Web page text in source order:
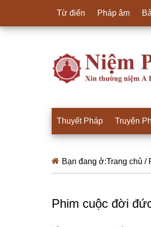
Từ điển Pháp âm
Thuyết Pháp Truyện
Bạn đang ở:Trang chủ /
Phim cuộc đời